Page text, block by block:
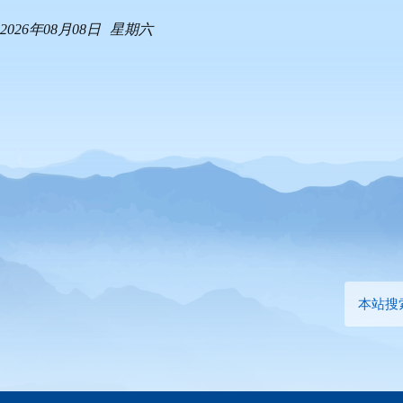
2026年08月08日 星期六
本站搜